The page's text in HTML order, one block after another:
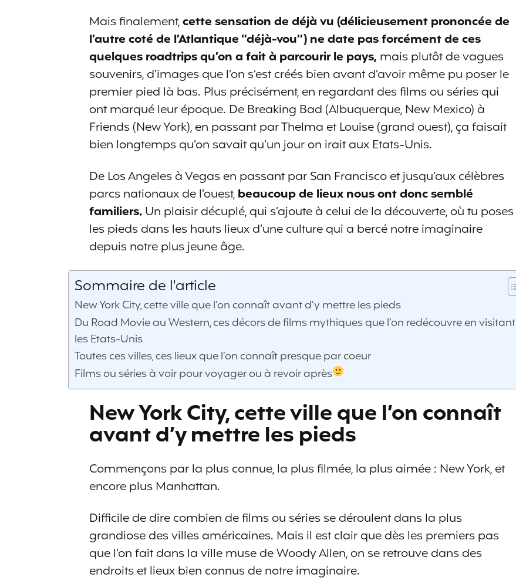
Mais finalement,cette sensation de déjà vu (délicieusement prononcée de
l’autre coté de l’Atlantique “déjà-vou”) ne date pas forcément de ces
quelques roadtrips qu’on a fait à parcourir le pays, mais plutôt de vagues
souvenirs, d’images que l’on s’est créés bien avant d’avoir même pu poser le
premier pied là bas. Plus précisément, en regardant des films ou séries qui
ont marqué leur époque. De Breaking Bad (Albuquerque, New Mexico) à
Friends (New York), en passant par Thelma et Louise (grand ouest), ça faisait
bien longtemps qu’on savait qu’un jour on irait aux Etats-Unis.
De Los Angeles à Vegas en passant par San Francisco et jusqu’aux célèbres
parcs nationaux de l’ouest,beaucoup de lieux nous ont donc semblé
familiers.Un plaisir décuplé, qui s’ajoute à celui de la découverte, où tu poses
les pieds dans les hauts lieux d’une culture qui a bercé notre imaginaire
depuis notre plus jeune âge.
Sommaire de l'article
New York City, cette ville que l’on connaît avant d’y mettre les pieds
Du Road Movie au Western, ces décors de films mythiques que l’on redécouvre en visitant
les Etats-Unis
Toutes ces villes, ces lieux que l’on connaît presque par coeur
Films ou séries à voir pour voyager ou à revoir après
New York City, cette ville que l’on connaît
avant d’y mettre les pieds
Commençons par la plus connue, la plus filmée, la plus aimée : New York, et
encore plus Manhattan.
Difficile de dire combien de films ou séries se déroulent dans la plus
grandiose des villes américaines. Mais il est clair que dès les premiers pas
que l’on fait dans la ville muse de Woody Allen, on se retrouve dans des
endroits et lieux bien connus de notre imaginaire.